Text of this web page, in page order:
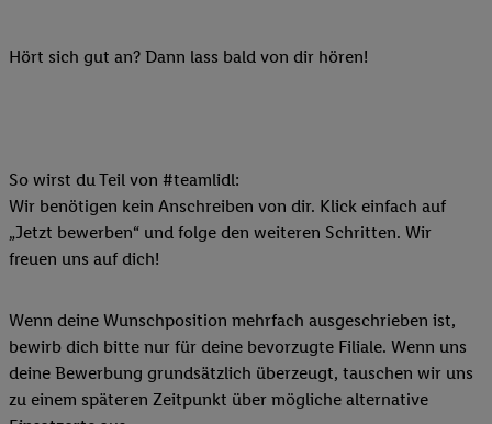
Hört sich gut an? Dann lass bald von dir hören!
So wirst du Teil von #teamlidl:
Wir benötigen kein Anschreiben von dir. Klick einfach auf
„Jetzt bewerben“ und folge den weiteren Schritten. Wir
freuen uns auf dich!
Wenn deine Wunschposition mehrfach ausgeschrieben ist,
bewirb dich bitte nur für deine bevorzugte Filiale. Wenn uns
deine Bewerbung grundsätzlich überzeugt, tauschen wir uns
zu einem späteren Zeitpunkt über mögliche alternative